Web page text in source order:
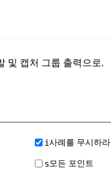
및 캡처 그룹 출력으로.
i사례를 무시하라
s 모든 포인트